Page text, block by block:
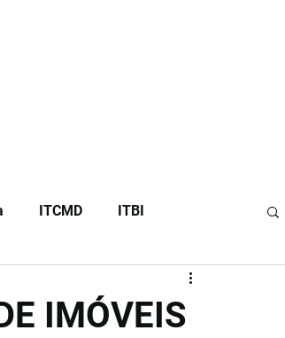
ITCMD ITBI
IMÓVEIS